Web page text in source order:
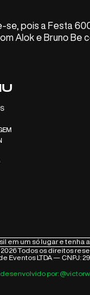
pois a Festa
Alok e Bruno
em um só lugar e tenha
Todos os direitos
Eventos LTDA — CNPJ:
por: